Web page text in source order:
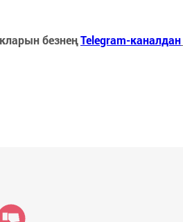
безнеңTelegram-каналдан